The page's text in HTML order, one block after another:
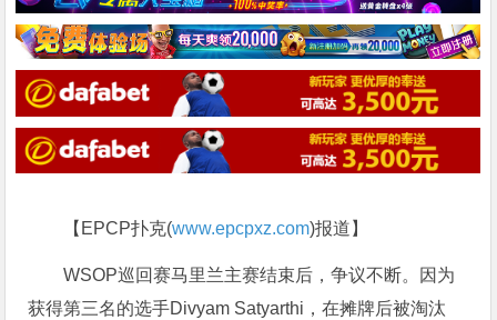
【EPCP扑克(www.epcpxz.com)报道】
WSOP巡回赛马里兰主赛结束后，争议不断。因为
获得第三名的选手Divyam Satyarthi，在摊牌后被淘汰